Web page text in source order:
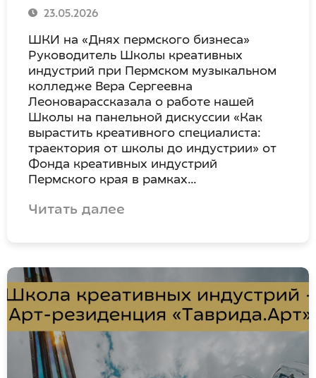
23.05.2026
ШКИ на «Днях пермского бизнеса»
Руководитель Школы креативных
индустрий при Пермском музыкальном
колледже Вера Сергеевна
Леоноварассказала о работе нашей
Школы на панельной дискуссии «Как
вырастить креативного специалиста:
траектория от школы до индустрии» от
Фонда креативных индустрий
Пермского края в рамках…
Читать далее